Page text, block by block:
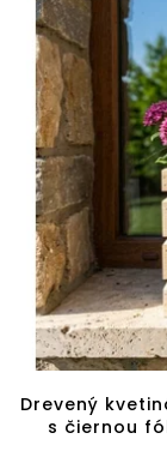
Drevený
s čiernou